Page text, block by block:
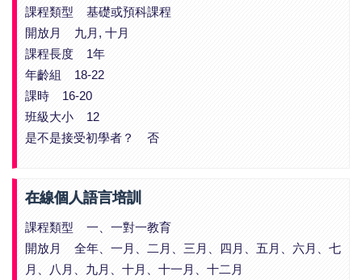
課程類型 基礎或預科課程
開放月 九月, 十月
課程長度 1年
年齡組 18-22
課時 16-20
班級大小 12
是不是接受初學者？ 否
在線個人語言培訓
課程類型 一、一對一教育
開放月 全年、一月、二月、三月、四月、五月、六月、七
月、八月、九月、十月、十一月、十二月